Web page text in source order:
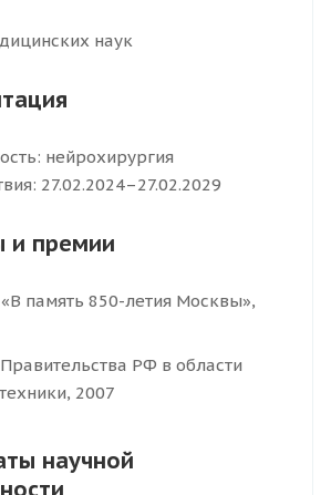
наук
нейрохирургия
27.02.2024–27.02.2029
и премии
память 850-летия Москвы»,
РФ в области
2007
научной